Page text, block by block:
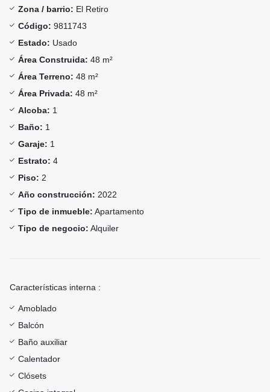
Zona / barrio: El Retiro
Código: 9811743
Estado: Usado
Área Construida: 48 m²
Área Terreno: 48 m²
Área Privada: 48 m²
Alcoba: 1
Baño: 1
Garaje: 1
Estrato: 4
Piso: 2
Año construcción: 2022
Tipo de inmueble: Apartamento
Tipo de negocio: Alquiler
Características interna :
Amoblado
Balcón
Baño auxiliar
Calentador
Clósets